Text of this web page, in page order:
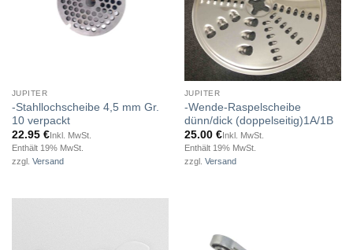
JUPITER
-Stahllochscheibe 4,5 mm Gr.
10 verpackt
22.95 €Inkl. MwSt.
Enthält 19% MwSt.
zzgl. Versand
JUPITER
-Wende-Raspelscheibe
dünn/dick (doppelseitig)1A/1B
25.00 €Inkl. MwSt.
Enthält 19% MwSt.
zzgl. Versand